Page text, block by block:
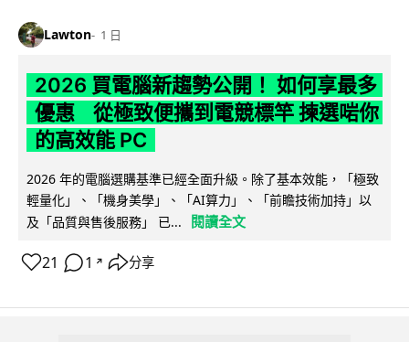
Lawton 1 日
2026 買電腦新趨勢公開！ 如何享最多
優惠 從極致便攜到電競標竿 揀選啱你
的高效能 PC
2026 年的電腦選購基準已經全面升級。除了基本效能，「極致
輕量化」、「機身美學」、「AI算力」、「前瞻技術加持」以
及「品質與售後服務」 已...
閱讀全文
21 1 ↗ 分享